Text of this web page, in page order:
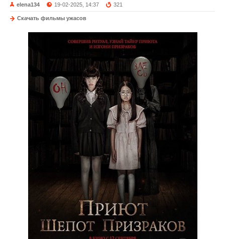
elena134 19-02-2025, 14:37 321
Скачать фильмы ужасов